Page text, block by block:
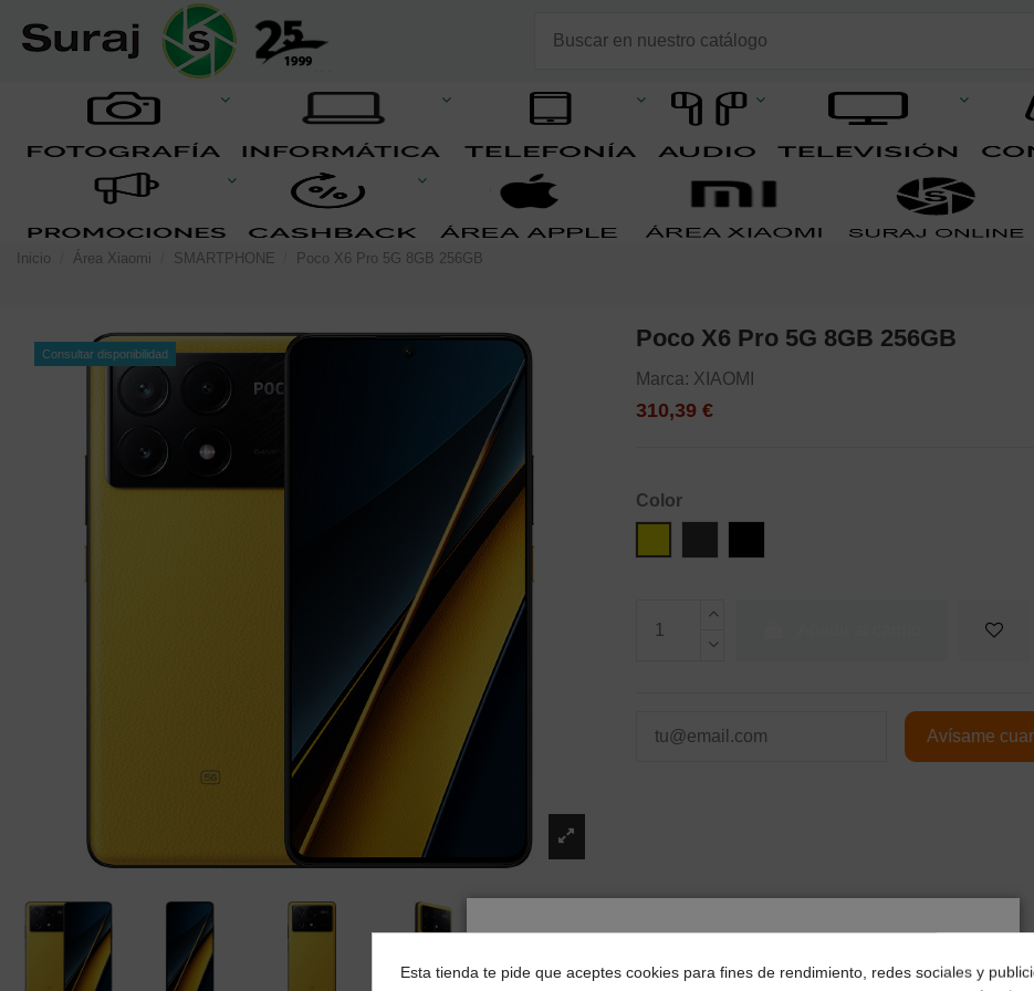
Inicio Área Xiaomi SMARTPHONE Poco X6 Pro 5G 8GB 256GB
Consultar disponibilidad
Poco X6 Pro 5G 8GB 256GB
Marca: XIAOMI
310,39 €
Color
Págalo a plazos con
¿Dónde deseas recibir tu pedido?
Esta tienda te pide que aceptes cookies para fines de rendimiento, redes sociales y